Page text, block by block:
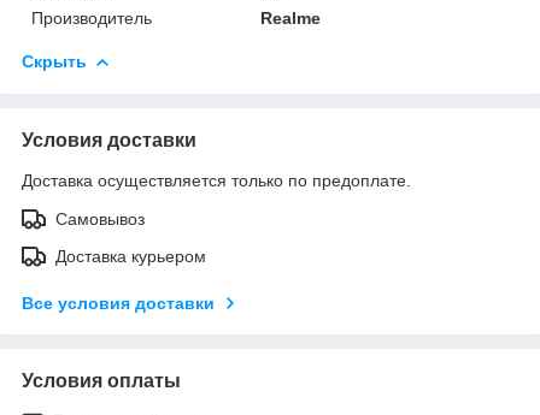
Производитель
Realme
Скрыть
Условия доставки
Доставка осуществляется только по предоплате.
Самовывоз
Доставка курьером
Все условия доставки
Условия оплаты